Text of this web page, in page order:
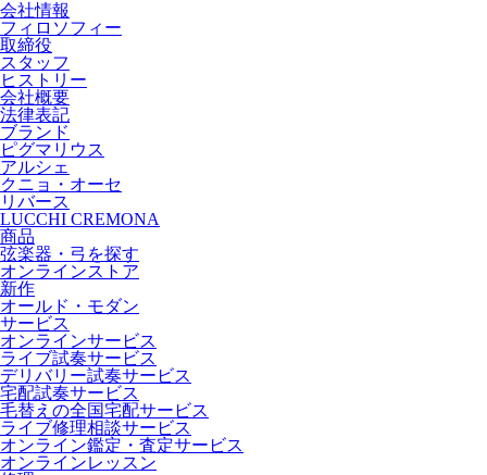
会社情報
フィロソフィー
取締役
スタッフ
ヒストリー
会社概要
法律表記
ブランド
ピグマリウス
アルシェ
クニョ・オーセ
リバース
LUCCHI CREMONA
商品
弦楽器・弓を探す
オンラインストア
新作
オールド・モダン
サービス
オンラインサービス
ライブ試奏サービス
デリバリー試奏サービス
宅配試奏サービス
毛替えの全国宅配サービス
ライブ修理相談サービス
オンライン鑑定・査定サービス
オンラインレッスン